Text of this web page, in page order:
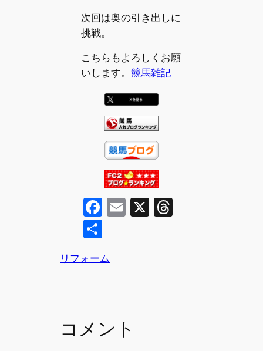
次回は奥の引き出しに
挑戦。
こちらもよろしくお願
いします。 競馬雑記
F
a
c
e
o
k
E X T
共
リフォーム
コメント